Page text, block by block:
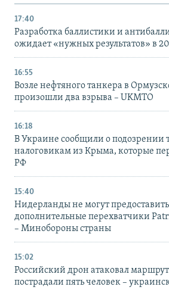
17:40
Разработка баллистики и
ожидает «нужных результатов» в
16:55
Возле нефтяного танкера в
произошли два взрыва – UKMTO
16:18
В Украине сообщили о
налоговикам из Крыма, которые
РФ
15:40
Нидерланды не могут
дополнительные перехватчики
– Минобороны страны
15:02
Российский дрон атаковал
пострадали пять человек –